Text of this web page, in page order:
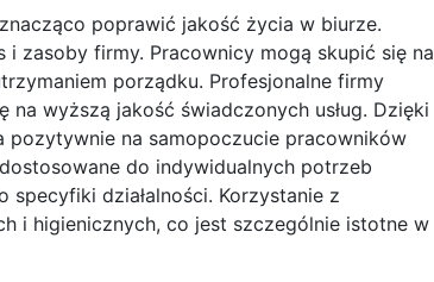
poprawić jakość życia w biurze.
zasoby firmy. Pracownicy mogą skupić się na
porządku. Profesjonalne firmy
wyższą jakość świadczonych usług. Dzięki
pozytywnie na samopoczucie pracowników
do indywidualnych potrzeb
działalności. Korzystanie z
i higienicznych, co jest szczególnie istotne w